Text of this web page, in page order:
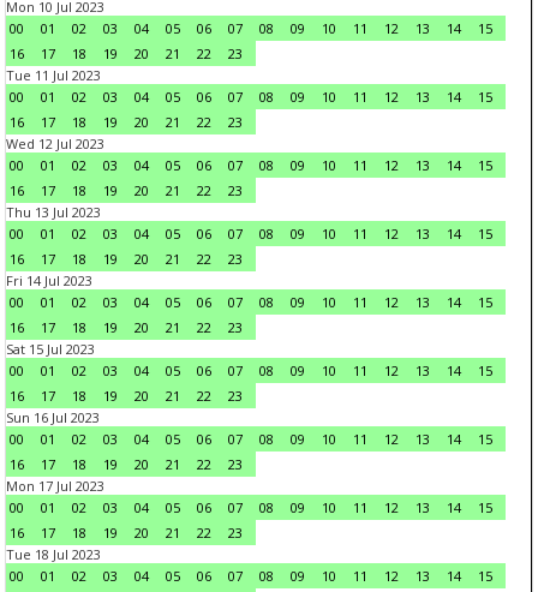
Mon 10 Jul 2023
00
01 02 03 04 05 06 07 08 09 10 11 12 13 14
15
16
17 18 19 20 21 22
23
Tue 11 Jul 2023
00
01 02 03 04 05 06 07 08 09 10 11 12 13 14
15
16
17 18 19 20 21 22
23
Wed 12 Jul 2023
00
01 02 03 04 05 06 07 08 09 10 11 12 13 14
15
16
17 18 19 20 21 22
23
Thu 13 Jul 2023
00
01 02 03 04 05 06 07 08 09 10 11 12 13 14
15
16
17 18 19 20 21 22
23
Fri 14 Jul 2023
00
01 02 03 04 05 06 07 08 09 10 11 12 13 14
15
16
17 18 19 20 21 22
23
Sat 15 Jul 2023
00
01 02 03 04 05 06 07 08 09 10 11 12 13 14
15
16
17 18 19 20 21 22
23
Sun 16 Jul 2023
00
01 02 03 04 05 06 07 08 09 10 11 12 13 14
15
16
17 18 19 20 21 22
23
Mon 17 Jul 2023
00
01 02 03 04 05 06 07 08 09 10 11 12 13 14
15
16
17 18 19 20 21 22
23
Tue 18 Jul 2023
00
01 02 03 04 05 06 07 08 09 10 11 12 13 14 15